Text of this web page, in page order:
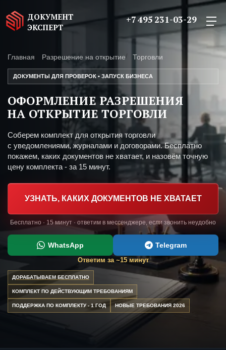
ДОКУМЕНТ
ЭКСПЕРТ
+7 495 231-03-29
Главная Разрешение на открытие Торговли
ДОКУМЕНТЫ ДЛЯ ПРОВЕРОК • ЗАПУСК БИЗНЕСА
ОФОРМЛЕНИЕ РАЗРЕШЕНИЯ
НА ОТКРЫТИЕ ТОРГОВЛИ
Соберем комплект для открытия торговли
с уведомлениями, журналами и договорами. Бесплатно
покажем, каких документов не хватает, и назовём точную
цену комплекта - за 15 минут.
УЗНАТЬ, КАКИХ ДОКУМЕНТОВ НЕ ХВАТАЕТ
Бесплатно · 15 минут · ответим в мессенджере, если звонить неудобно
WhatsApp Telegram
Ответим за ~15 минут
ДОРАБАТЫВАЕМ БЕСПЛАТНО
КОМПЛЕКТ ПО ДЕЙСТВУЮЩИМ ТРЕБОВАНИЯМ
ПОДДЕРЖКА ПО КОМПЛЕКТУ - 1 ГОД НОВЫЕ ТРЕБОВАНИЯ 2026